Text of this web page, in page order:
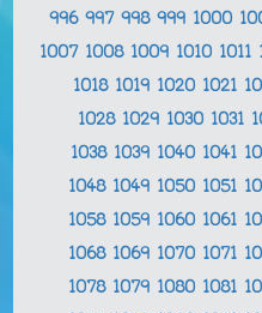
996 997 998 999 1000
1007 1008 1009 1010 1011
1018 1019 1020 1021
1028 1029 1030 1031
1038 1039 1040 1041
1048 1049 1050 1051
1058 1059 1060 1061
1068 1069 1070 1071
1078 1079 1080 1081